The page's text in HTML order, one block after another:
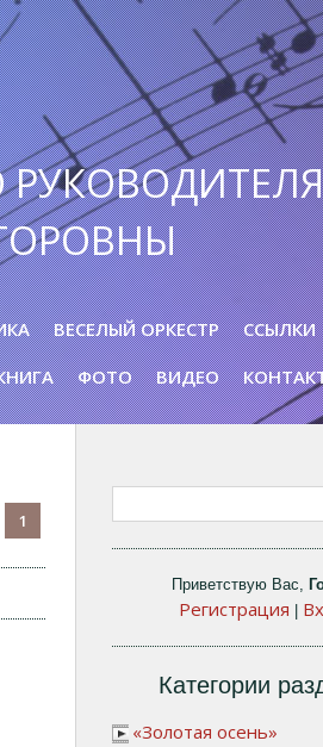
ВЕСЕЛЫЙ ОРКЕСТР
ССЫЛКИ
ФОТО ВИДЕО
1
Приветствую Вас,
Регистрация
Категории
«Золотая осень»